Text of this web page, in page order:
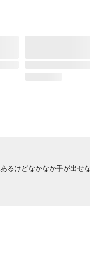
るけどなかなか手が出せ